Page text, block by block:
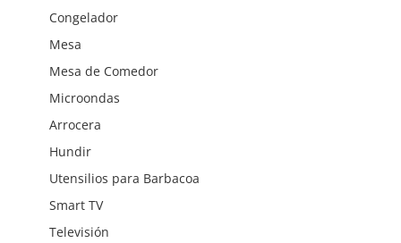
Congelador
Mesa
Mesa de Comedor
Microondas
Arrocera
Hundir
Utensilios para Barbacoa
Smart TV
Televisión